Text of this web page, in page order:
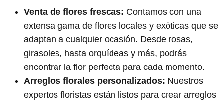
Venta de flores frescas: Contamos con una
extensa gama de flores locales y exóticas que se
adaptan a cualquier ocasión. Desde rosas,
girasoles, hasta orquídeas y más, podrás
encontrar la flor perfecta para cada momento.
Arreglos florales personalizados: Nuestros
expertos floristas están listos para crear arreglos